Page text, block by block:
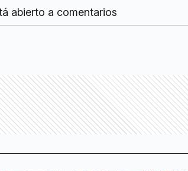
abierto a comentarios